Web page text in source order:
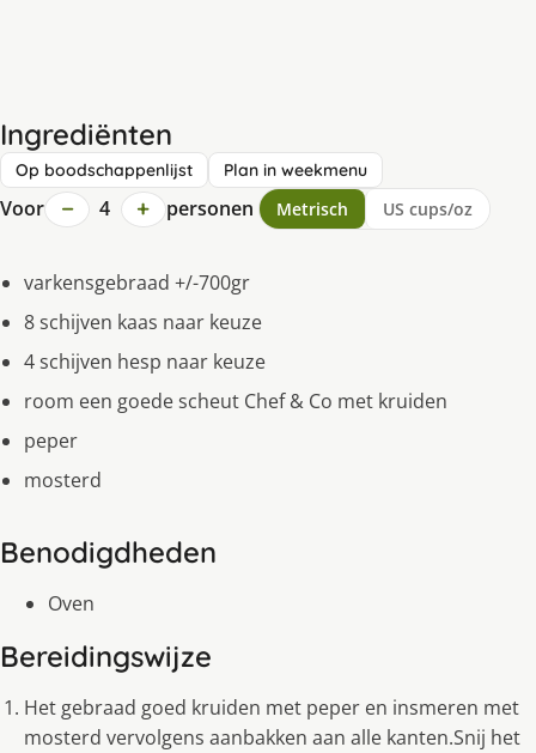
Ingrediënten
Op boodschappenlijst Plan in weekmenu
Voor − 4 + personen Metrisch US cups/oz
varkensgebraad +/-700gr
8 schijven kaas naar keuze
4 schijven hesp naar keuze
room een goede scheut Chef & Co met kruiden
peper
mosterd
Benodigdheden
Oven
Bereidingswijze
Het gebraad goed kruiden met peper en insmeren met
mosterd vervolgens aanbakken aan alle kanten.Snij het